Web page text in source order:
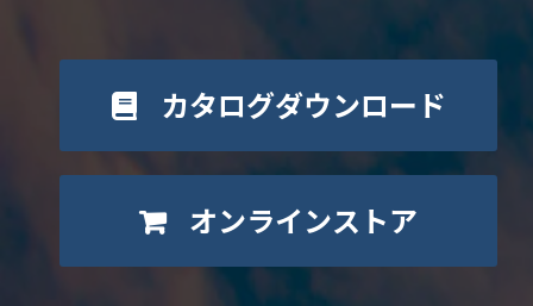
カタログダウンロード
オンラインストア